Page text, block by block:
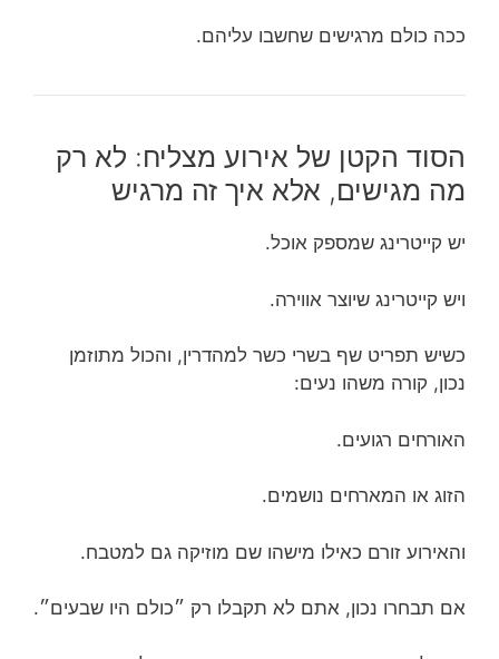
ככה כולם מרגישים שחשבו עליהם.
הסוד הקטן של אירוע מצליח: לא רק
מה מגישים, אלא איך זה מרגיש
יש קייטרינג שמספק אוכל.
ויש קייטרינג שיוצר אווירה.
כשיש תפריט שף בשרי כשר למהדרין, והכול מתוזמן
נכון, קורה משהו נעים:
האורחים רגועים.
הזוג או המארחים נושמים.
והאירוע זורם כאילו מישהו שם מוזיקה גם למטבח.
אם תבחרו נכון, אתם לא תקבלו רק ״כולם היו שבעים״.